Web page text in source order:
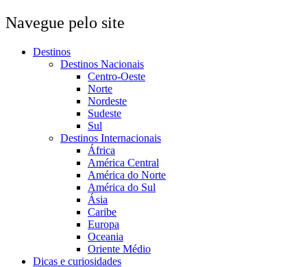
Navegue pelo site
Destinos
Destinos Nacionais
Centro-Oeste
Norte
Nordeste
Sudeste
Sul
Destinos Internacionais
África
América Central
América do Norte
América do Sul
Ásia
Caribe
Europa
Oceania
Oriente Médio
Dicas e curiosidades